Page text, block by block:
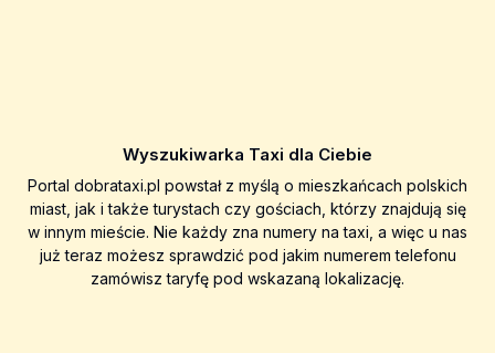
Wyszukiwarka Taxi dla Ciebie
Portal dobrataxi.pl powstał z myślą o mieszkańcach polskich
miast, jak i także turystach czy gościach, którzy znajdują się
w innym mieście. Nie każdy zna numery na taxi, a więc u nas
już teraz możesz sprawdzić pod jakim numerem telefonu
zamówisz taryfę pod wskazaną lokalizację.